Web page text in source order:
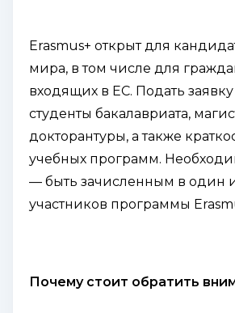
Erasmus+ открыт для
мира, в том числе для
входящих в ЕС. Подать заявку
студенты бакалавриата,
докторантуры, а также
учебных программ.
— быть зачисленным в один
участников программы
Почему стоит обратить